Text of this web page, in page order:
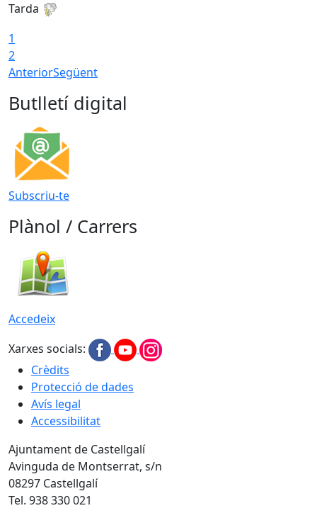
Tarda
1
2
AnteriorSegüent
Butlletí digital
Subscriu-te
Plànol / Carrers
Accedeix
Xarxes socials:
Crèdits
Protecció de dades
Avís legal
Accessibilitat
Ajuntament de Castellgalí
Avinguda de Montserrat, s/n
08297 Castellgalí
Tel. 938 330 021